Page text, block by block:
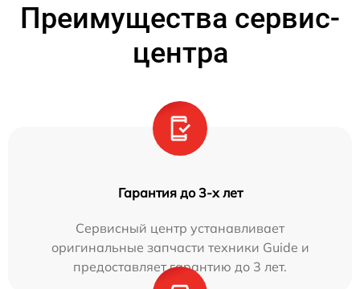
Преимущества сервис-
центра
Гарантия до 3-х лет
Сервисный центр устанавливает
оригинальные запчасти техники Guide и
предоставляет гарантию до 3 лет.